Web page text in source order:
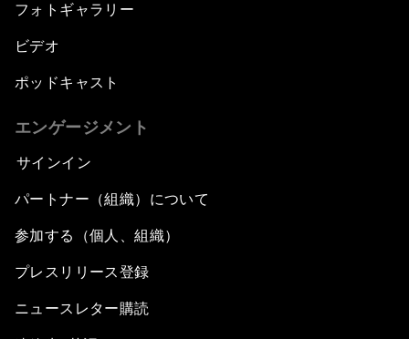
フォトギャラリー
ビデオ
ポッドキャスト
エンゲージメント
サインイン
パートナー（組織）について
参加する（個人、組織）
プレスリリース登録
ニュースレター購読